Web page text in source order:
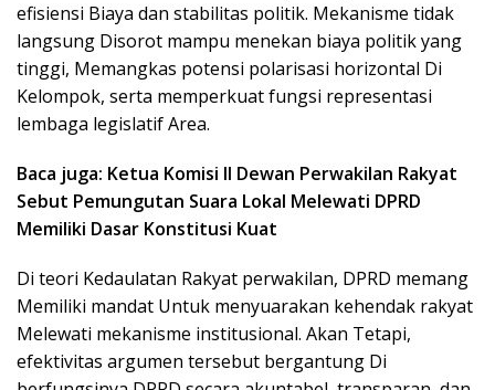
efisiensi Biaya dan stabilitas politik. Mekanisme tidak
langsung Disorot mampu menekan biaya politik yang
tinggi, Memangkas potensi polarisasi horizontal Di
Kelompok, serta memperkuat fungsi representasi
lembaga legislatif Area.
Baca juga: Ketua Komisi II Dewan Perwakilan Rakyat
Sebut Pemungutan Suara Lokal Melewati DPRD
Memiliki Dasar Konstitusi Kuat
Di teori Kedaulatan Rakyat perwakilan, DPRD memang
Memiliki mandat Untuk menyuarakan kehendak rakyat
Melewati mekanisme institusional. Akan Tetapi,
efektivitas argumen tersebut bergantung Di